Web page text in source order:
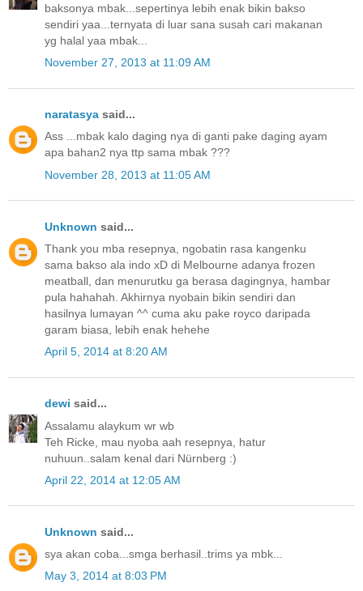
baksonya mbak...sepertinya lebih enak bikin bakso
sendiri yaa...ternyata di luar sana susah cari makanan
yg halal yaa mbak...
November 27, 2013 at 11:09 AM
naratasya said...
Ass ...mbak kalo daging nya di ganti pake daging ayam
apa bahan2 nya ttp sama mbak ???
November 28, 2013 at 11:05 AM
Unknown said...
Thank you mba resepnya, ngobatin rasa kangenku
sama bakso ala indo xD di Melbourne adanya frozen
meatball, dan menurutku ga berasa dagingnya, hambar
pula hahahah. Akhirnya nyobain bikin sendiri dan
hasilnya lumayan ^^ cuma aku pake royco daripada
garam biasa, lebih enak hehehe
April 5, 2014 at 8:20 AM
dewi said...
Assalamu alaykum wr wb
Teh Ricke, mau nyoba aah resepnya, hatur
nuhuun..salam kenal dari Nürnberg :)
April 22, 2014 at 12:05 AM
Unknown said...
sya akan coba...smga berhasil..trims ya mbk...
May 3, 2014 at 8:03 PM